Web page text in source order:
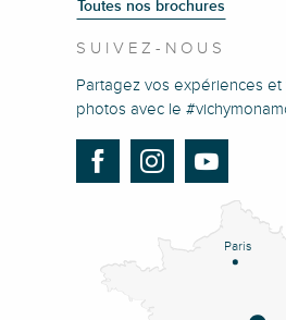
Toutes nos brochures
SUIVEZ-NOUS
Partagez vos expériences
photos avec le
Paris